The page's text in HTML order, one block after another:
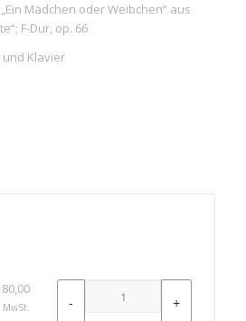
Mädchen oder Weibchen“ aus
F-Dur, op. 66
Klavier
80,00
- +